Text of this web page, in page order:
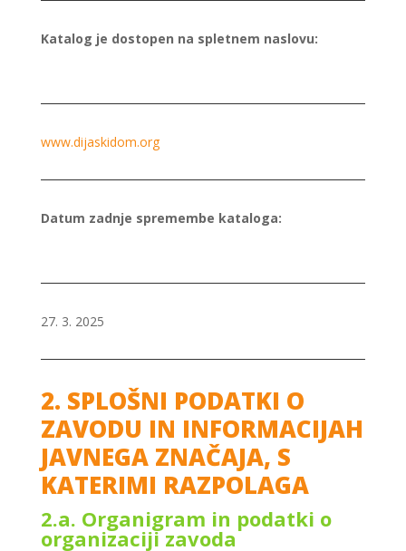
Katalog je dostopen na spletnem naslovu:
www.dijaskidom.org
Datum zadnje spremembe kataloga:
27. 3. 2025
2. SPLOŠNI PODATKI O
ZAVODU IN INFORMACIJAH
JAVNEGA ZNAČAJA, S
KATERIMI RAZPOLAGA
2.a. Organigram in podatki o
organizaciji zavoda